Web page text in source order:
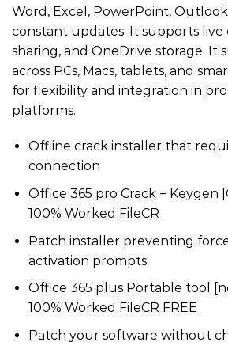
Word, Excel, PowerPoint,
constant updates. It supports live
sharing, and OneDrive storage. It
across PCs, Macs, tablets, and
for flexibility and integration in
platforms.
Offline crack installer that
connection
Office 365 pro Crack + Keygen
100% Worked FileCR
Patch installer preventing
activation prompts
Office 365 plus Portable tool
100% Worked FileCR FREE
Patch your software without